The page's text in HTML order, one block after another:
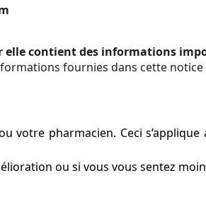
elle contient des informations
fournies dans cette
votre pharmacien. Ceci
ou si vous vous sentez